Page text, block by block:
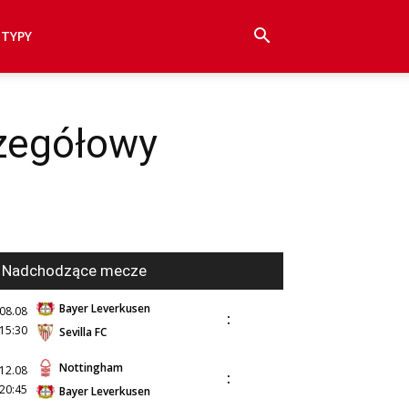
TYPY
Nadchodzące mecze
08.08
15:30
Bayer Leverkusen
Sevilla FC
:
12.08
20:45
Nottingham
Bayer Leverkusen
: